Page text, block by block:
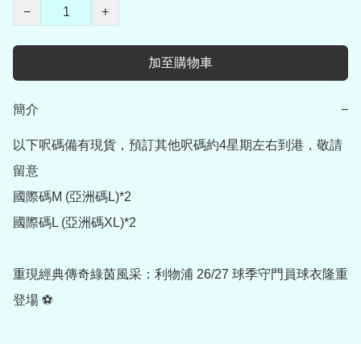
−
+
加至購物車
簡介 −
以下呎碼備有現貨，預訂其他呎碼約4星期左右到港，敬請
留意
國際碼M (亞洲碼L)*2
國際碼L (亞洲碼XL)*2
重現經典傳奇綠茵風采：利物浦 26/27 球季守門員球衣隆重
登場 ⚽